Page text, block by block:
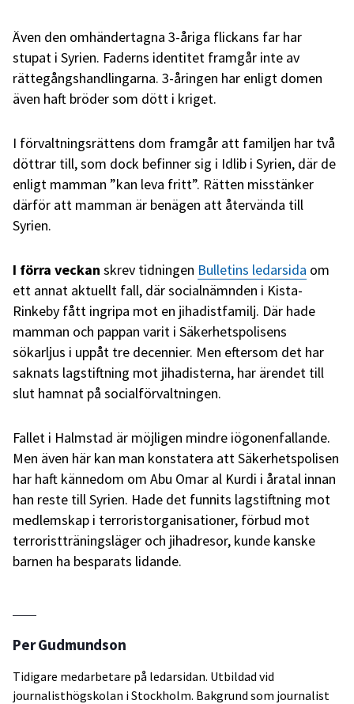
Även den omhändertagna 3-åriga flickans far har
stupat i Syrien. Faderns identitet framgår inte av
rättegångshandlingarna. 3-åringen har enligt domen
även haft bröder som dött i kriget.
I förvaltningsrättens dom framgår att familjen har två
döttrar till, som dock befinner sig i Idlib i Syrien, där de
enligt mamman ”kan leva fritt”. Rätten misstänker
därför att mamman är benägen att återvända till
Syrien.
I förra veckan skrev tidningen Bulletins ledarsida om
ett annat aktuellt fall, där socialnämnden i Kista-
Rinkeby fått ingripa mot en jihadistfamilj. Där hade
mamman och pappan varit i Säkerhetspolisens
sökarljus i uppåt tre decennier. Men eftersom det har
saknats lagstiftning mot jihadisterna, har ärendet till
slut hamnat på socialförvaltningen.
Fallet i Halmstad är möjligen mindre iögonenfallande.
Men även här kan man konstatera att Säkerhetspolisen
har haft kännedom om Abu Omar al Kurdi i åratal innan
han reste till Syrien. Hade det funnits lagstiftning mot
medlemskap i terroristorganisationer, förbud mot
terroristträningsläger och jihadresor, kunde kanske
barnen ha besparats lidande.
Per Gudmundson
Tidigare medarbetare på ledarsidan. Utbildad vid
journalisthögskolan i Stockholm. Bakgrund som journalist